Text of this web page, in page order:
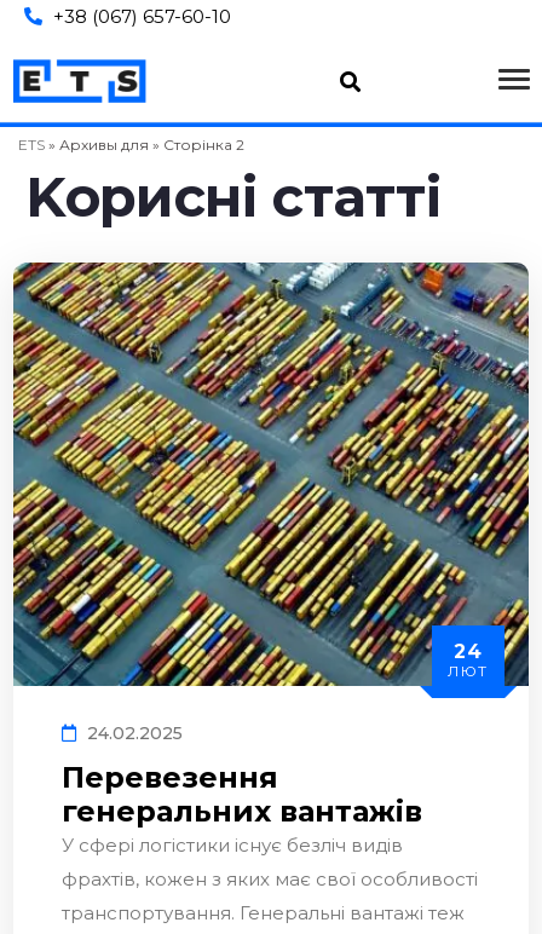
+38 (067) 657-60-10
ETS » Архивы для » Сторінка 2
Kopиcні cтaтті
24
ЛЮТ
24.02.2025
Перевезення
генеральних вантажів
У сфері логістики існує безліч видів
фрахтів, кожен з яких має свої особливості
транспортування. Генеральні вантажі теж